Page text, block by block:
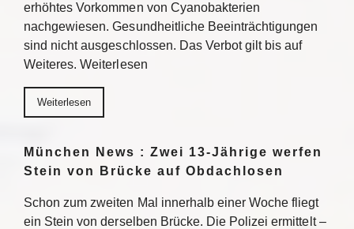
erhöhtes Vorkommen von Cyanobakterien
nachgewiesen. Gesundheitliche Beeinträchtigungen
sind nicht ausgeschlossen. Das Verbot gilt bis auf
Weiteres. Weiterlesen
Weiterlesen
München News : Zwei 13-Jährige werfen
Stein von Brücke auf Obdachlosen
Schon zum zweiten Mal innerhalb einer Woche fliegt
ein Stein von derselben Brücke. Die Polizei ermittelt –